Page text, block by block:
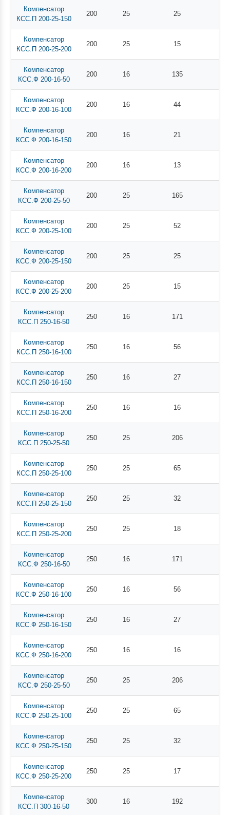
Компенсатор
КСС.П 200-25-150
200 25 25
Компенсатор
КСС.П 200-25-200
200 25 15
Компенсатор
КСС.Ф 200-16-50
200 16 135
Компенсатор
КСС.Ф 200-16-100
200 16 44
Компенсатор
КСС.Ф 200-16-150
200 16 21
Компенсатор
КСС.Ф 200-16-200
200 16 13
Компенсатор
КСС.Ф 200-25-50
200 25 165
Компенсатор
КСС.Ф 200-25-100
200 25 52
Компенсатор
КСС.Ф 200-25-150
200 25 25
Компенсатор
КСС.Ф 200-25-200
200 25 15
Компенсатор
КСС.П 250-16-50
250 16 171
Компенсатор
КСС.П 250-16-100
250 16 56
Компенсатор
КСС.П 250-16-150
250 16 27
Компенсатор
КСС.П 250-16-200
250 16 16
Компенсатор
КСС.П 250-25-50
250 25 206
Компенсатор
КСС.П 250-25-100
250 25 65
Компенсатор
КСС.П 250-25-150
250 25 32
Компенсатор
КСС.П 250-25-200
250 25 18
Компенсатор
КСС.Ф 250-16-50
250 16 171
Компенсатор
КСС.Ф 250-16-100
250 16 56
Компенсатор
КСС.Ф 250-16-150
250 16 27
Компенсатор
КСС.Ф 250-16-200
250 16 16
Компенсатор
КСС.Ф 250-25-50
250 25 206
Компенсатор
КСС.Ф 250-25-100
250 25 65
Компенсатор
КСС.Ф 250-25-150
250 25 32
Компенсатор
КСС.Ф 250-25-200
250 25 17
Компенсатор
КСС.П 300-16-50
300 16 192